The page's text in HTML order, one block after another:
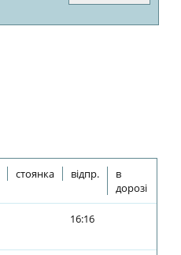
стоянка відпр.
в
дорозі
16:16